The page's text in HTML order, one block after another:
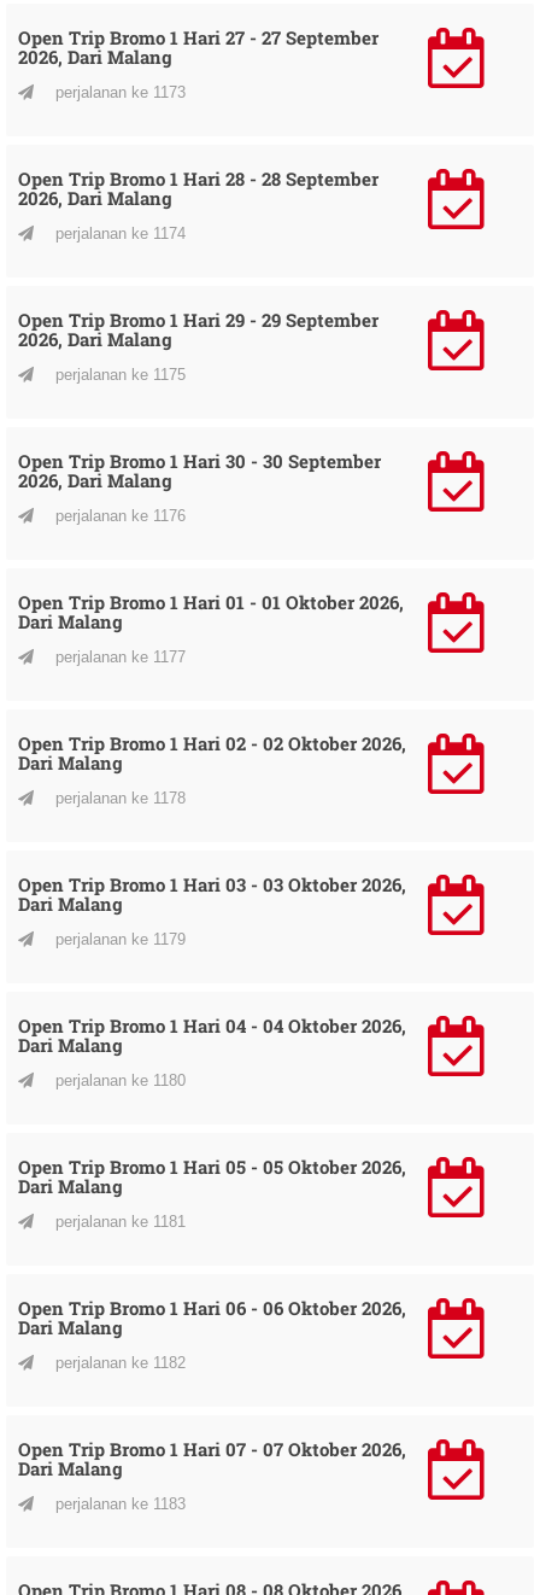
Open Trip Bromo 1 Hari 27 - 27 September
2026, Dari Malang
perjalanan ke 1173
Open Trip Bromo 1 Hari 28 - 28 September
2026, Dari Malang
perjalanan ke 1174
Open Trip Bromo 1 Hari 29 - 29 September
2026, Dari Malang
perjalanan ke 1175
Open Trip Bromo 1 Hari 30 - 30 September
2026, Dari Malang
perjalanan ke 1176
Open Trip Bromo 1 Hari 01 - 01 Oktober 2026,
Dari Malang
perjalanan ke 1177
Open Trip Bromo 1 Hari 02 - 02 Oktober 2026,
Dari Malang
perjalanan ke 1178
Open Trip Bromo 1 Hari 03 - 03 Oktober 2026,
Dari Malang
perjalanan ke 1179
Open Trip Bromo 1 Hari 04 - 04 Oktober 2026,
Dari Malang
perjalanan ke 1180
Open Trip Bromo 1 Hari 05 - 05 Oktober 2026,
Dari Malang
perjalanan ke 1181
Open Trip Bromo 1 Hari 06 - 06 Oktober 2026,
Dari Malang
perjalanan ke 1182
Open Trip Bromo 1 Hari 07 - 07 Oktober 2026,
Dari Malang
perjalanan ke 1183
Open Trip Bromo 1 Hari 08 - 08 Oktober 2026,